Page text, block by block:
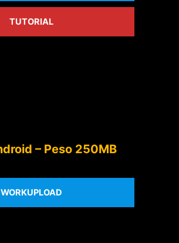
TUTORIAL
– Peso 250MB
WORKUPLOAD